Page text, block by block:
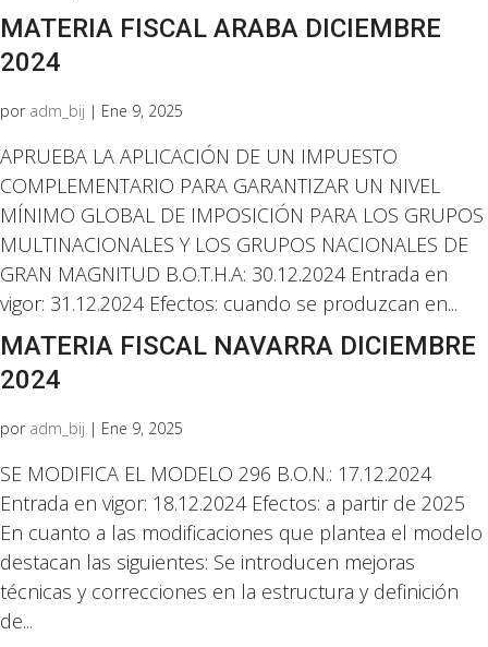
MATERIA FISCAL ARABA DICIEMBRE
2024
por adm_bij | Ene 9, 2025
APRUEBA LA APLICACIÓN DE UN IMPUESTO
COMPLEMENTARIO PARA GARANTIZAR UN NIVEL
MÍNIMO GLOBAL DE IMPOSICIÓN PARA LOS GRUPOS
MULTINACIONALES Y LOS GRUPOS NACIONALES DE
GRAN MAGNITUD B.O.T.H.A: 30.12.2024 Entrada en
vigor: 31.12.2024 Efectos: cuando se produzcan en...
MATERIA FISCAL NAVARRA DICIEMBRE
2024
por adm_bij | Ene 9, 2025
SE MODIFICA EL MODELO 296 B.O.N.: 17.12.2024
Entrada en vigor: 18.12.2024 Efectos: a partir de 2025
En cuanto a las modificaciones que plantea el modelo
destacan las siguientes: Se introducen mejoras
técnicas y correcciones en la estructura y definición
de...